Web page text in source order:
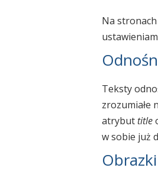
Na
Teksty
zrozumiałe
atrybut title
w sobie już
Obrazki